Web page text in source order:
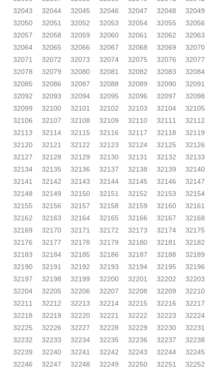
32043
32044 32045 32046 32047 32048
32049
32050
32051 32052 32053 32054 32055
32056
32057
32058 32059 32060 32061 32062
32063
32064
32065 32066 32067 32068 32069
32070
32071
32072 32073 32074 32075 32076
32077
32078
32079 32080 32081 32082 32083
32084
32085
32086 32087 32088 32089 32090
32091
32092
32093 32094 32095 32096 32097
32098
32099
32100 32101 32102 32103 32104
32105
32106
32107 32108 32109 32110 32111
32112
32113
32114 32115 32116 32117 32118
32119
32120
32121 32122 32123 32124 32125
32126
32127
32128 32129 32130 32131 32132
32133
32134
32135 32136 32137 32138 32139
32140
32141
32142 32143 32144 32145 32146
32147
32148
32149 32150 32151 32152 32153
32154
32155
32156 32157 32158 32159 32160
32161
32162
32163 32164 32165 32166 32167
32168
32169
32170 32171 32172 32173 32174
32175
32176
32177 32178 32179 32180 32181
32182
32183
32184 32185 32186 32187 32188
32189
32190
32191 32192 32193 32194 32195
32196
32197
32198 32199 32200 32201 32202
32203
32204
32205 32206 32207 32208 32209
32210
32211
32212 32213 32214 32215 32216
32217
32218
32219 32220 32221 32222 32223
32224
32225
32226 32227 32228 32229 32230
32231
32232
32233 32234 32235 32236 32237
32238
32239
32240 32241 32242 32243 32244
32245
32246
32247 32248 32249 32250 32251
32252